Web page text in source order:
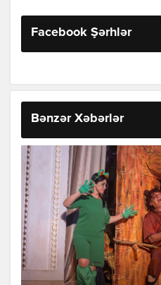
Facebook Şərhlər
Bənzər Xəbərlər